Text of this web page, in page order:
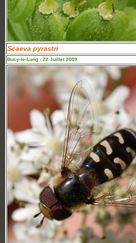
Scaeva pyrastri
Bucy-le-Long - 22 Juillet 2009